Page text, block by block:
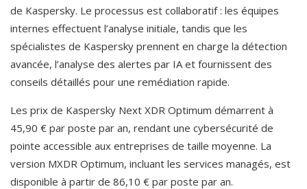
de Kaspersky. Le processus est collaboratif : les équipes
internes effectuent l’analyse initiale, tandis que les
spécialistes de Kaspersky prennent en charge la détection
avancée, l’analyse des alertes par IA et fournissent des
conseils détaillés pour une remédiation rapide.
Les prix de Kaspersky Next XDR Optimum démarrent à
45,90 € par poste par an, rendant une cybersécurité de
pointe accessible aux entreprises de taille moyenne. La
version MXDR Optimum, incluant les services managés, est
disponible à partir de 86,10 € par poste par an.